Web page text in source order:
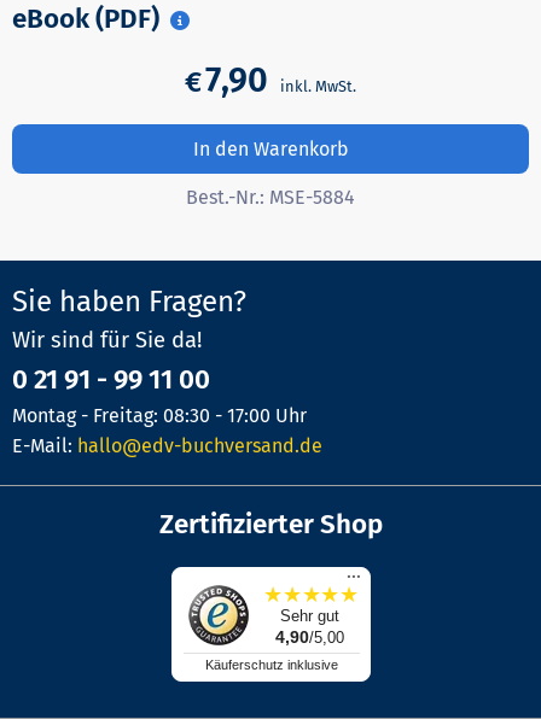
eBook (PDF)
€7,90
In den Warenkorb
Best.-Nr.: MSE-5884
Sie haben Fragen?
Wir sind für Sie da!
0 21 91 - 99 11 00
Montag - Freitag: 08:30 - 17:00 Uhr
E-Mail: hallo@edv-buchversand.de
Zertifizierter Shop
...
★★★★★
Sehr gut
4,90/5,00
Käuferschutz inklusive